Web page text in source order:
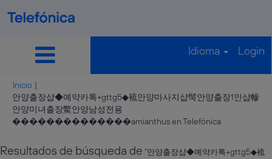
Idioma Login
Inicio |
안양출장샵◆예약카톡+gttg5◆裗안양마사지샵髩안양출장1인샵幓
안양미녀출장鱉안양남성전용
��������������amianthus en Telefónica(página
Resultados de búsqueda de "안양출장샵◆예약카톡+gttg5◆裗